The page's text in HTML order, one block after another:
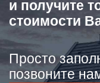
и получите
стоимости
Просто
позвоните